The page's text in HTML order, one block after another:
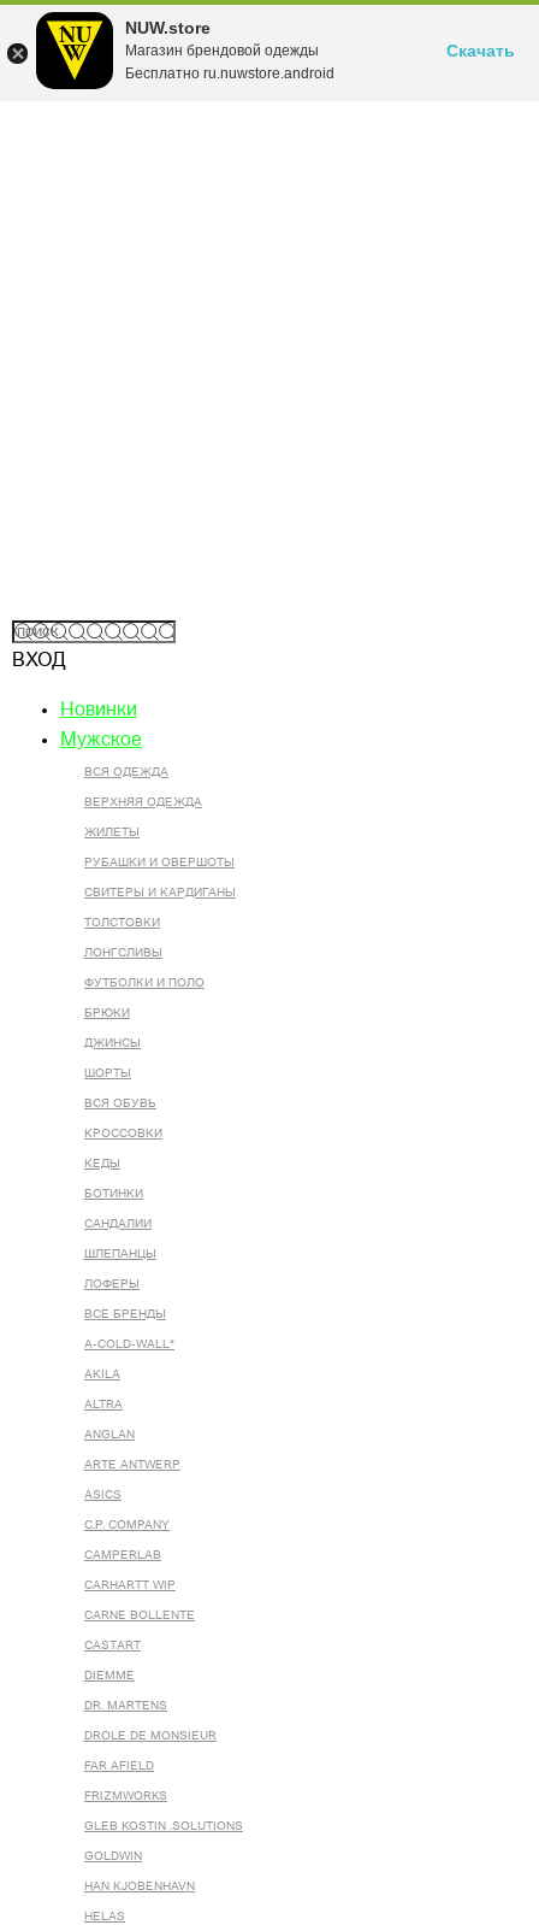
NUW.store
Магазин брендовой одежды
Бесплатно ru.nuwstore.android
Скачать
ВХОД
Новинки
Мужское
ВСЯ ОДЕЖДА
ВЕРХНЯЯ ОДЕЖДА
ЖИЛЕТЫ
РУБАШКИ И ОВЕРШОТЫ
СВИТЕРЫ И КАРДИГАНЫ
ТОЛСТОВКИ
ЛОНГСЛИВЫ
ФУТБОЛКИ И ПОЛО
БРЮКИ
ДЖИНСЫ
ШОРТЫ
ВСЯ ОБУВЬ
КРОССОВКИ
КЕДЫ
БОТИНКИ
САНДАЛИИ
ШЛЕПАНЦЫ
ЛОФЕРЫ
ВСЕ БРЕНДЫ
A-COLD-WALL*
AKILA
ALTRA
ANGLAN
ARTE ANTWERP
ASICS
C.P. COMPANY
CAMPERLAB
CARHARTT WIP
CARNE BOLLENTE
CASTART
DIEMME
DR. MARTENS
DROLE DE MONSIEUR
FAR AFIELD
FRIZMWORKS
GLEB KOSTIN .SOLUTIONS
GOLDWIN
HAN KJOBENHAVN
HELAS